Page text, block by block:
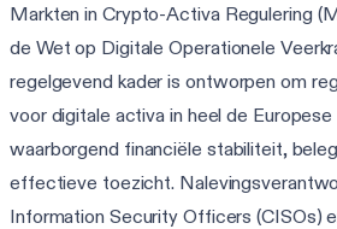
Markten in Crypto-Activa Regulering
de Wet op Digitale Operationele
regelgevend kader is ontworpen om
voor digitale activa in heel de
waarborgend financiële stabiliteit,
effectieve toezicht.
Information Security Officers (CISOs)